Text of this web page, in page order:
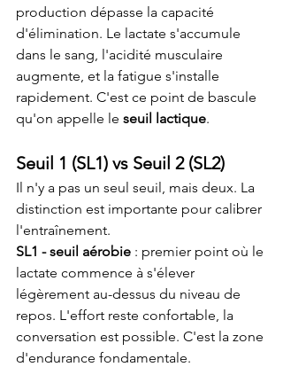
production dépasse la capacité
d'élimination. Le lactate s'accumule
dans le sang, l'acidité musculaire
augmente, et la fatigue s'installe
rapidement. C'est ce point de bascule
qu'on appelle le seuil lactique.
Seuil 1 (SL1) vs Seuil 2 (SL2)
Il n'y a pas un seul seuil, mais deux. La
distinction est importante pour calibrer
l'entraînement.
SL1 - seuil aérobie : premier point où le
lactate commence à s'élever
légèrement au-dessus du niveau de
repos. L'effort reste confortable, la
conversation est possible. C'est la zone
d'endurance fondamentale.